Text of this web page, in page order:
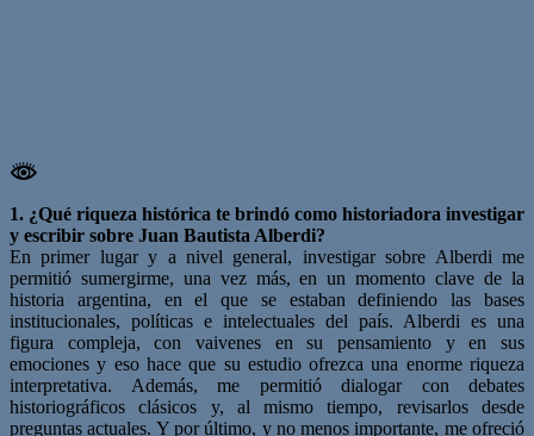
1. ¿Qué riqueza histórica te brindó como historiadora investigar
y escribir sobre Juan Bautista Alberdi?
En primer lugar y a nivel general, investigar sobre Alberdi me
permitió sumergirme, una vez más, en un momento clave de la
historia argentina, en el que se estaban definiendo las bases
institucionales, políticas e intelectuales del país. Alberdi es una
figura compleja, con vaivenes en su pensamiento y en sus
emociones y eso hace que su estudio ofrezca una enorme riqueza
interpretativa. Además, me permitió dialogar con debates
historiográficos clásicos y, al mismo tiempo, revisarlos desde
preguntas actuales. Y por último, y no menos importante, me ofreció